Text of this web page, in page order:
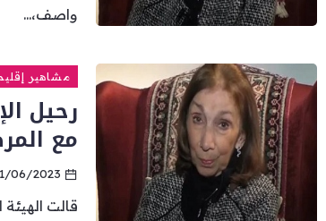
واصف،...
مشاهير
رحيل
مع
06/2023
قالت الهيئة